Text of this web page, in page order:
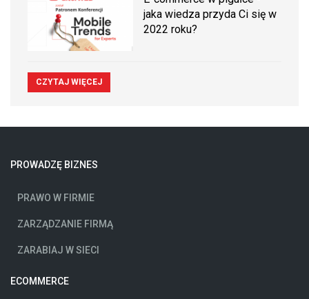
jaka wiedza przyda Ci się w
2022 roku?
CZYTAJ WIĘCEJ
PROWADZĘ BIZNES
PRAWO W FIRMIE
ZARZĄDZANIE FIRMĄ
ZARABIAJ W SIECI
ECOMMERCE